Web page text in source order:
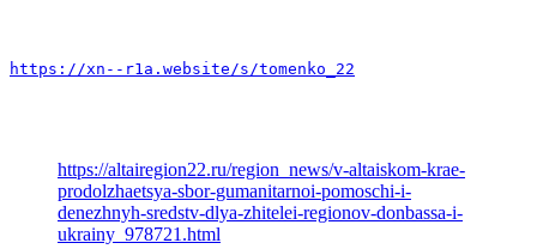
https://xn--r1a.website/s/tomenko_22
https://altairegion22.ru/region_news/v-altaiskom-krae-
prodolzhaetsya-sbor-gumanitarnoi-pomoschi-i-
denezhnyh-sredstv-dlya-zhitelei-regionov-donbassa-i-
ukrainy_978721.html